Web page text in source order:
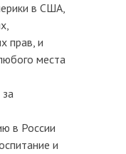
в США,
прав, и
места
в России
и